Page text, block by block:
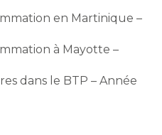
en Martinique –
à Mayotte –
dans le BTP – Année